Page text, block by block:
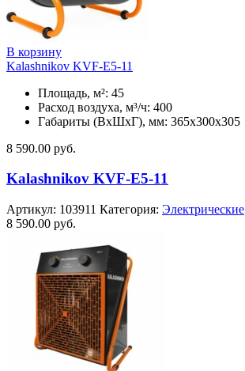
В корзину
Kalashnikov KVF-E5-11
Площадь, м²: 45
Расход воздуха, м³/ч: 400
Габариты (ВхШхГ), мм: 365x300x305
8 590.00 руб.
Kalashnikov KVF-E5-11
Артикул: 103911 Категория: Электрические
8 590.00 руб.